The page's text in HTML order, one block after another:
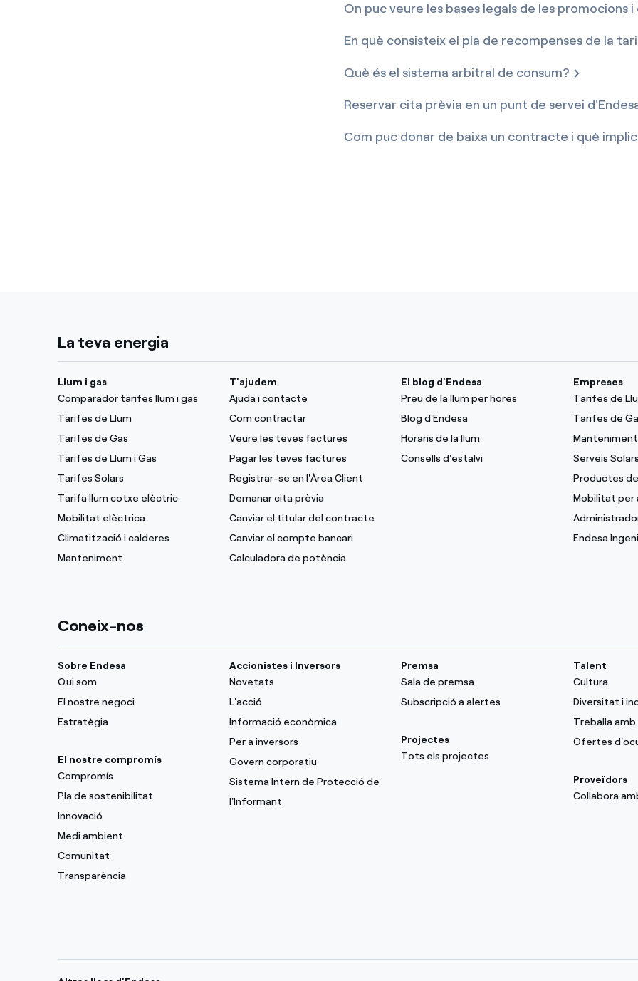
On puc veure les bases legals de les promocions
En què consisteix el pla de recompenses de la
Què és el sistema arbitral de consum?
Reservar cita prèvia en un punt de servei
Com puc donar de baixa un contracte i què
La teva energia
Llum i gas
Comparador tarifes llum i gas
Tarifes de Llum
Tarifes de Gas
Tarifes de Llum i Gas
Tarifes Solars
Tarifa llum cotxe elèctric
Mobilitat elèctrica
Climatització i calderes
Manteniment
T'ajudem
Ajuda i contacte
Com contractar
Veure les teves factures
Pagar les teves factures
Registrar-se en l'Àrea Client
Demanar cita prèvia
Canviar el titular del contracte
Canviar el compte bancari
Calculadora de potència
El blog d'Endesa
Preu de la llum per hores
Blog d'Endesa
Horaris de la llum
Consells d'estalvi
Empreses
Tarifes de
Tarifes de
Serveis Solars
Productes
Mobilitat per
Endesa
Coneix-nos
Sobre Endesa
Qui som
El nostre negoci
Estratègia
El nostre compromís
Compromís
Pla de sostenibilitat
Innovació
Medi ambient
Comunitat
Transparència
Accionistes i Inversors
Novetats
L'acció
Informació econòmica
Per a inversors
Govern corporatiu
Sistema Intern de Protecció de
l'Informant
Premsa
Sala de premsa
Subscripció a alertes
Projectes
Tots els projectes
Talent
Cultura
Diversitat i
Treballa
Ofertes
Proveïdors
Collabora